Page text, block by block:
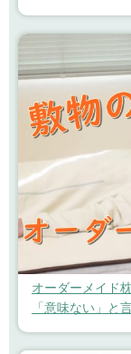
オーダーメイド
「意味ない」と